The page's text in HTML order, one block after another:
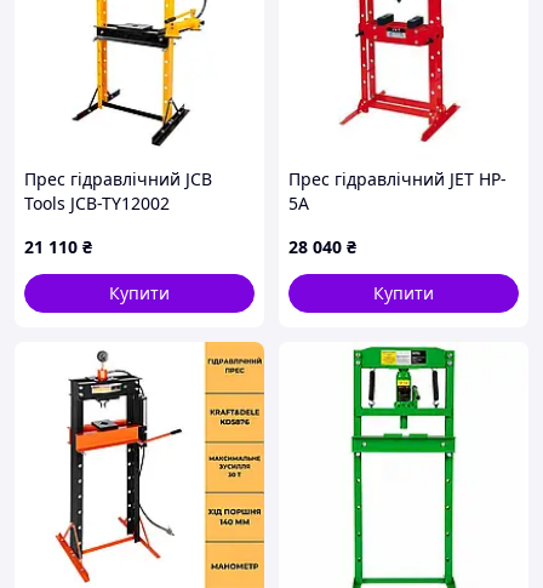
Прес гідравлічний JCB
Tools JCB-TY12002
21 110 ₴
Купити
Прес гідравлічний JET HP-
5A
28 040 ₴
Купити